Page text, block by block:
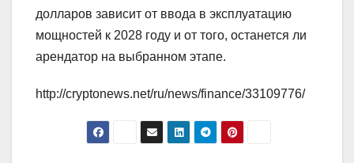
долларов зависит от ввода в эксплуатацию
мощностей к 2028 году и от того, останется ли
арендатор на выбранном этапе.
http://cryptonews.net/ru/news/finance/33109776/